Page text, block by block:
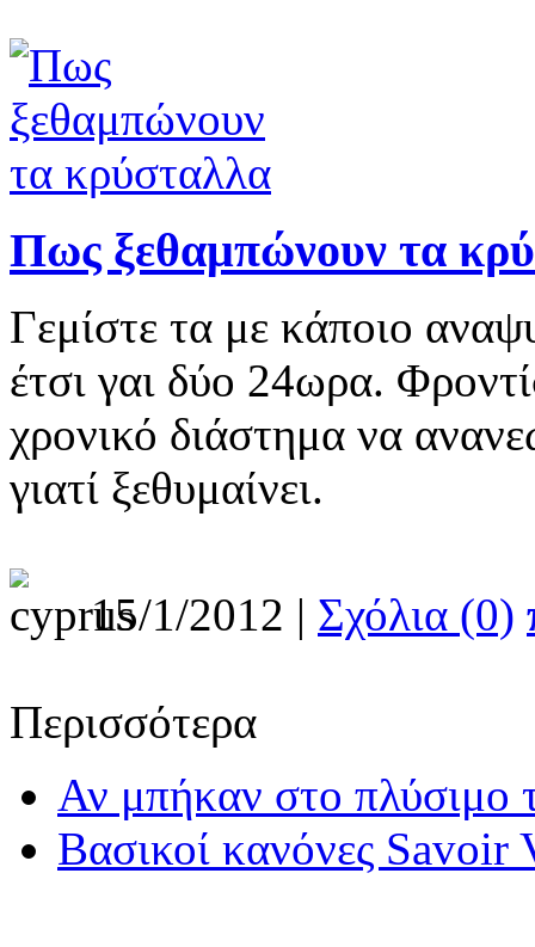
Πως ξεθαμπώνουν τα
Γεμίστε τα με κάποιο
έτσι γαι δύο 24ωρα.
χρονικό διάστημα να
γιατί ξεθυμαίνει.
15/1/2012 | Σχόλια (0)
Περισσότερα
Αν μπήκαν στο πλύσιμο
Βασικοί κανόνες Savoir